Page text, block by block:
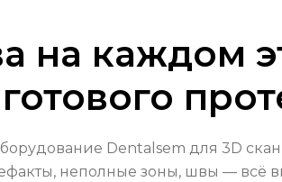
на каждом
Dentalsem для 3D
неполные зоны, швы — всё